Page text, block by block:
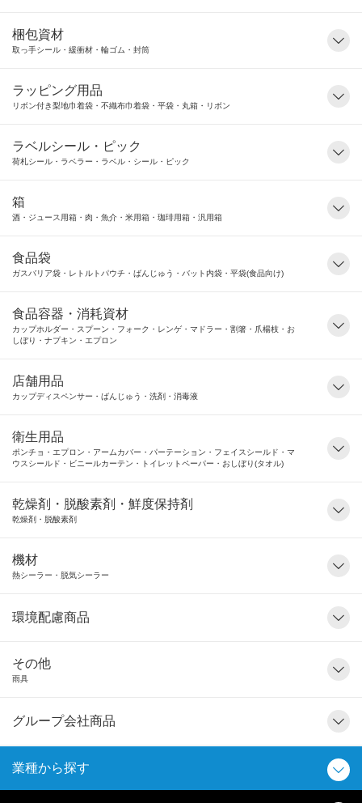
梱包資材
取っ手シール・緩衝材・輪ゴム・封筒
ラッピング用品
リボン付き梨地巾着袋・不織布巾着袋・平袋・丸箱・リボン
ラベルシール・ピック
荷札シール・ラベラー・ラベル・シール・ピック
箱
酒・ジュース用箱・肉・魚介・米用箱・珈琲用箱・汎用箱
食品袋
ガスバリア袋・レトルトパウチ・ばんじゅう・バット内袋・平袋(食品向け)
食品容器・消耗資材
カップホルダー・スプーン・フォーク・レンゲ・マドラー・割箸・爪楊枝・お
しぼり・ナプキン・エプロン
店舗用品
カップディスペンサー・ばんじゅう・洗剤・消毒液
衛生用品
ポンチョ・エプロン・アームカバー・パーテーション・フェイスシールド・マ
ウスシールド・ビニールカーテン・トイレットペーパー・おしぼり(タオル)
乾燥剤・脱酸素剤・鮮度保持剤
乾燥剤・脱酸素剤
機材
熱シーラー・脱気シーラー
環境配慮商品
その他
雨具
グループ会社商品
業種から探す